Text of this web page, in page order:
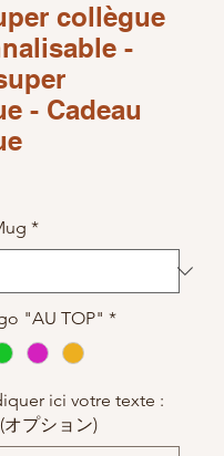
collègue
-
- Cadeau
*
"AU TOP" *
ici votre texte :
オプション)